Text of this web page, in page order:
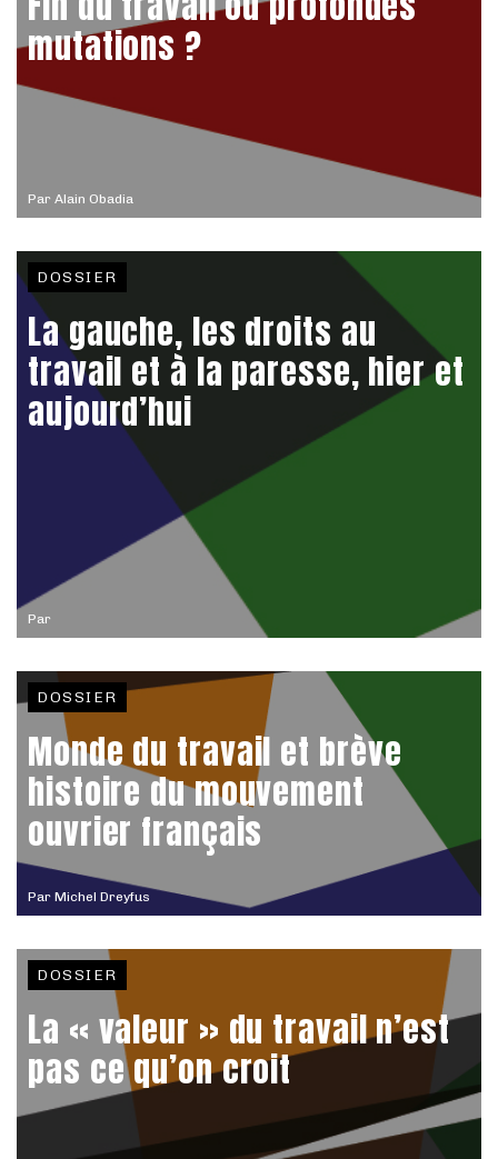
Par Alain Obadia
mutations ?
Par
DOSSIER
La gauche, les droits au
travail et à la paresse, hier et
aujourd’hui
Par Michel Dreyfus
DOSSIER
Monde du travail et brève
histoire du mouvement
ouvrier français
DOSSIER
La « valeur » du travail n’est
pas ce qu’on croit